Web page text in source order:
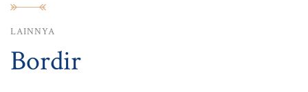
LAINNYA
Bordir